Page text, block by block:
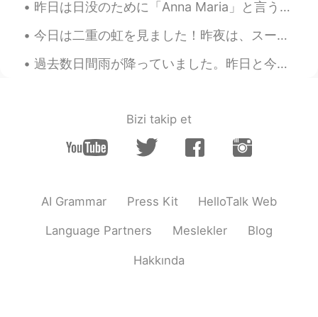
昨日は日没のために「Anna Maria」と言う海辺に行きました。雨が降ってたから日没があまり見えなかった。それでも、色々な面白いことが撮れました。子供の頃から写真を撮ってたけど昨日まで、稲妻の...
今日は二重の虹を見ました！昨夜は、スーパームーンが見えなかったからちょっと悲しかった。虹を見ることの意味をわからないけど見た時、嬉しくなりました。子供みたいかな？雨のあと、虹は現れるから、大丈夫...
過去数日間雨が降っていました。昨日と今日は晴れた日だから良かった！☀️ モモちゃんは裏庭に走って、ドアを見つけられないので、中に入るためにスクリーンを登ってみました。😂 スパイダー猫になったね。🕷🐱
Bizi takip et
AI Grammar Press Kit HelloTalk Web
Language Partners Meslekler Blog
Hakkında